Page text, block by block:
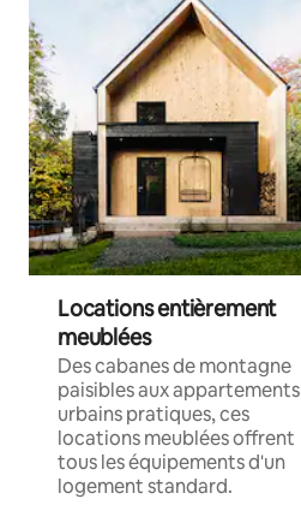
Locations entièrement
meublées
Des cabanes de montagne
paisibles aux appartements
urbains pratiques, ces
locations meublées offrent
tous les équipements d'un
logement standard.